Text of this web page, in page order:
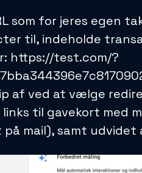
som for jeres egen
til, indeholde
https://test.com/?
af ved at vælge
til gavekort med
på mail), samt